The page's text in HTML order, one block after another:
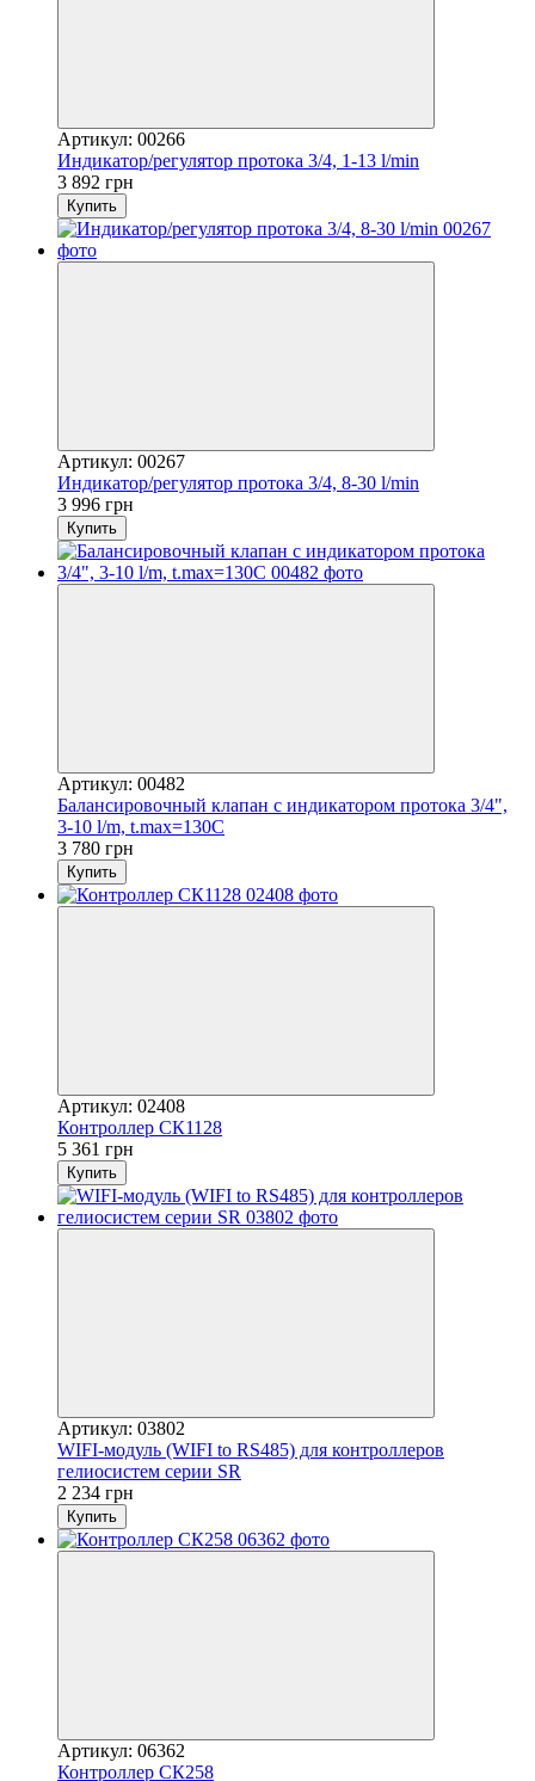
Артикул: 00266
Индикатор/регулятор протока 3/4, 1-13 l/min
3 892 грн
Купить
Артикул: 00267
Индикатор/регулятор протока 3/4, 8-30 l/min
3 996 грн
Купить
Артикул: 00482
Балансировочный клапан с индикатором протока 3/4",
3-10 l/m, t.max=130C
3 780 грн
Купить
Артикул: 02408
Контроллер СК1128
5 361 грн
Купить
Артикул: 03802
WIFI-модуль (WIFI to RS485) для контроллеров
гелиосистем серии SR
2 234 грн
Купить
Артикул: 06362
Контроллер СК258